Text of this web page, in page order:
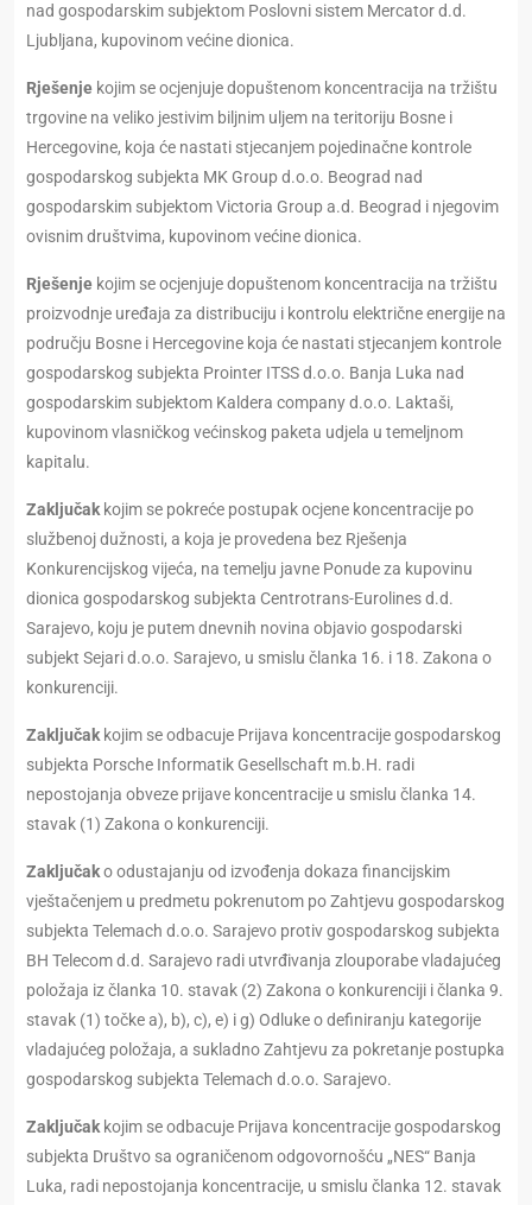
nad gospodarskim subjektom Poslovni sistem Mercator d.d.
Ljubljana, kupovinom većine dionica.
Rješenje kojim se ocjenjuje dopuštenom koncentracija na tržištu
trgovine na veliko jestivim biljnim uljem na teritoriju Bosne i
Hercegovine, koja će nastati stjecanjem pojedinačne kontrole
gospodarskog subjekta MK Group d.o.o. Beograd nad
gospodarskim subjektom Victoria Group a.d. Beograd i njegovim
ovisnim društvima, kupovinom većine dionica.
Rješenje kojim se ocjenjuje dopuštenom koncentracija na tržištu
proizvodnje uređaja za distribuciju i kontrolu električne energije na
području Bosne i Hercegovine koja će nastati stjecanjem kontrole
gospodarskog subjekta Prointer ITSS d.o.o. Banja Luka nad
gospodarskim subjektom Kaldera company d.o.o. Laktaši,
kupovinom vlasničkog većinskog paketa udjela u temeljnom
kapitalu.
Zaključak kojim se pokreće postupak ocjene koncentracije po
službenoj dužnosti, a koja je provedena bez Rješenja
Konkurencijskog vijeća, na temelju javne Ponude za kupovinu
dionica gospodarskog subjekta Centrotrans-Eurolines d.d.
Sarajevo, koju je putem dnevnih novina objavio gospodarski
subjekt Sejari d.o.o. Sarajevo, u smislu članka 16. i 18. Zakona o
konkurenciji.
Zaključak kojim se odbacuje Prijava koncentracije gospodarskog
subjekta Porsche Informatik Gesellschaft m.b.H. radi
nepostojanja obveze prijave koncentracije u smislu članka 14.
stavak (1) Zakona o konkurenciji.
Zaključako odustajanju od izvođenja dokaza financijskim
vještačenjem u predmetu pokrenutom po Zahtjevu gospodarskog
subjekta Telemach d.o.o. Sarajevo protiv gospodarskog subjekta
BH Telecom d.d. Sarajevo radi utvrđivanja zlouporabe vladajućeg
položaja iz članka 10. stavak (2) Zakona o konkurenciji i članka 9.
stavak (1) točke a), b), c), e) i g) Odluke o definiranju kategorije
vladajućeg položaja, a sukladno Zahtjevu za pokretanje postupka
gospodarskog subjekta Telemach d.o.o. Sarajevo.
Zaključak kojim se odbacuje Prijava koncentracije gospodarskog
subjekta Društvo sa ograničenom odgovornošću „NES“ Banja
Luka, radi nepostojanja koncentracije, u smislu članka 12. stavak